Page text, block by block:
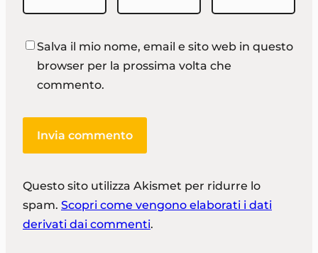
Salva il mio nome, email e sito web in questo
browser per la prossima volta che
commento.
Questo sito utilizza Akismet per ridurre lo
spam. Scopri come vengono elaborati i dati
derivati dai commenti.